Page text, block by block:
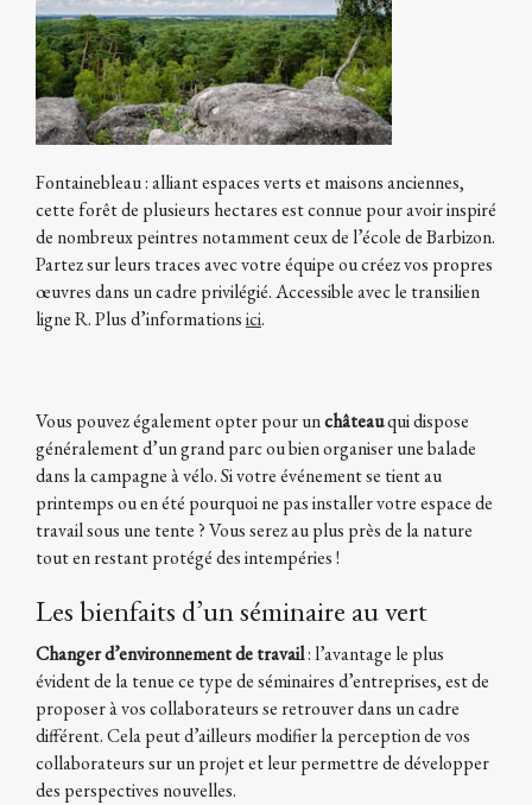
Fontainebleau : alliant espaces verts et maisons anciennes,
cette forêt de plusieurs hectares est connue pour avoir inspiré
de nombreux peintres notamment ceux de l’école de Barbizon.
Partez sur leurs traces avec votre équipe ou créez vos propres
œuvres dans un cadre privilégié. Accessible avec le transilien
ligne R. Plus d’informationsici.
Vous pouvez également opter pour unchâteauqui dispose
généralement d’un grand parc ou bien organiser une balade
dans la campagne à vélo. Si votre événement se tient au
printemps ou en été pourquoi ne pas installer votre espace de
travail sous une tente ? Vous serez au plus près de la nature
tout en restant protégé des intempéries !
Les bienfaits d’un séminaire au vert
Changer d’environnement de travail: l’avantage le plus
évident de la tenue ce type de séminaires d’entreprises, est de
proposer à vos collaborateurs se retrouver dans un cadre
différent. Cela peut d’ailleurs modifier la perception de vos
collaborateurs sur un projet et leur permettre de développer
des perspectives nouvelles.